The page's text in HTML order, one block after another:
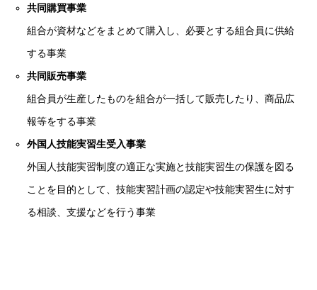
共同購買事業
組合が資材などをまとめて購入し、必要とする組合員に供給
する事業
共同販売事業
組合員が生産したものを組合が一括して販売したり、商品広
報等をする事業
外国人技能実習生受入事業
外国人技能実習制度の適正な実施と技能実習生の保護を図る
ことを目的として、技能実習計画の認定や技能実習生に対す
る相談、支援などを行う事業